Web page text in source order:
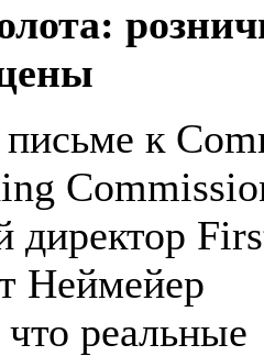
к
директор
Неймейер
реальные